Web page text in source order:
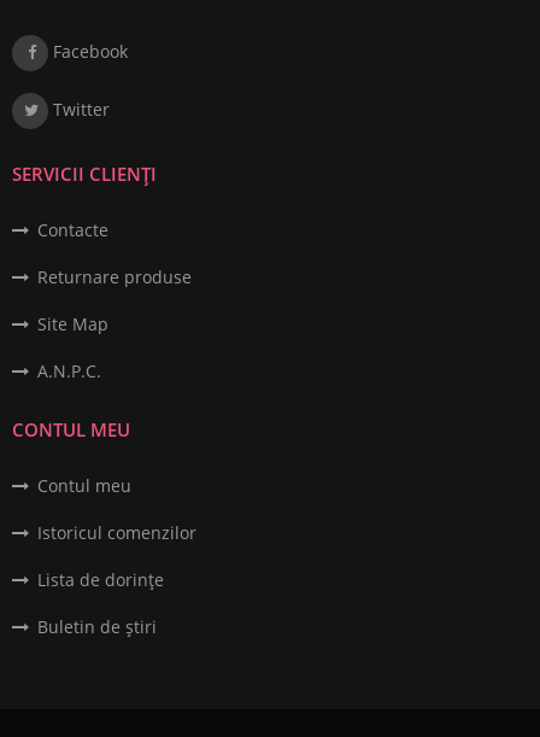
Facebook
Twitter
SERVICII CLIENȚI
Contacte
Returnare produse
Site Map
A.N.P.C.
CONTUL MEU
Contul meu
Istoricul comenzilor
Lista de dorințe
Buletin de știri